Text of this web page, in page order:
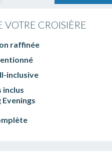
VOTRE CROISIÈRE
raffinée
inclusive
inclus
Evenings